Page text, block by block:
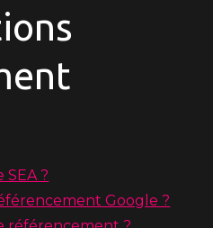
?
Google ?